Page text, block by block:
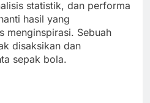
statistik, dan performa
hasil yang
menginspirasi. Sebuah
disaksikan dan
sepak bola.